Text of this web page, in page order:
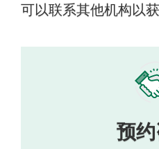
可以联系其他机构以
预